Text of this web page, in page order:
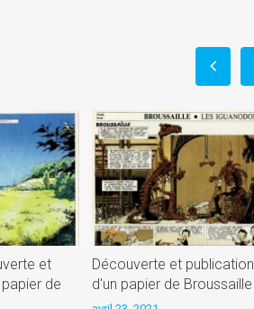
et
de
Découverte et publication
d'un papier de Broussaille